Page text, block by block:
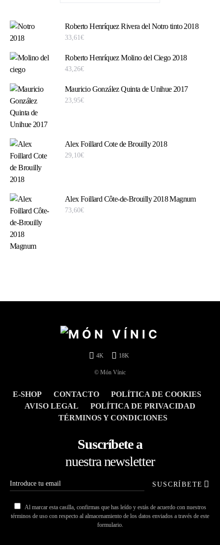
Roberto Henríquez Rivera del Notro tinto 2018
33,61€
Roberto Henríquez Molino del Ciego 2018
43,26€
Mauricio González Quinta de Unihue 2017
23,95€
Alex Foillard Cote de Brouilly 2018
29,10€
Alex Foillard Côte-de-Brouilly 2018 Magnum
73,60€
4K 18K
© Món Vínic
E-SHOP CONTACTO
POLÍTICA DE COOKIES
AVISO LEGAL
POLÍTICA DE PRIVACIDAD
TÉRMINOS Y CONDICIONES
Suscríbete a
nuestra newsletter
SUSCRÍBETE
Al marcar esta casilla, confirmas que has leído y estás de acuerdo con nuestros
términos de uso con respecto al almacenamiento de los datos enviados a través de este
formulario.